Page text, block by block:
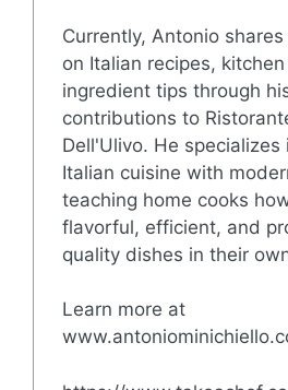
Currently, Antonio
on Italian recipes,
ingredient tips through
contributions to
Dell'Ulivo. He specializes
Italian cuisine with
teaching home cooks
flavorful, efficient, and
quality dishes in their
Learn more at